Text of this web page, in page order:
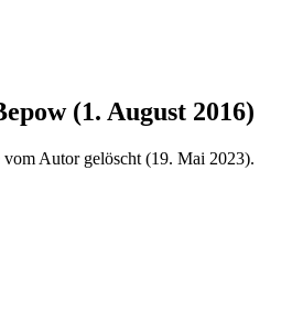
(1. August 2016)
Autor gelöscht (19. Mai 2023).